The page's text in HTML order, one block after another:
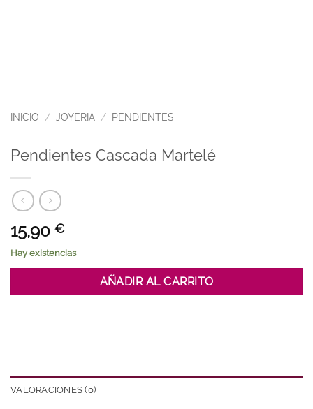
INICIO / JOYERIA / PENDIENTES
Pendientes Cascada Martelé
15,90 €
Hay existencias
AÑADIR AL CARRITO
VALORACIONES (0)